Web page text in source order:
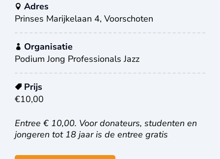
Adres
Prinses Marijkelaan 4, Voorschoten
Organisatie
Podium Jong Professionals Jazz
Prijs
€10,00
Entree € 10,00. Voor donateurs, studenten en
jongeren tot 18 jaar is de entree gratis